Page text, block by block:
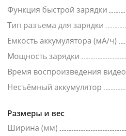
Функция быстрой зарядки
Тип разъема для зарядки
Емкость аккумулятора (мА/ч)
Мощность зарядки
Время воспроизведения видео
Несъёмный аккумулятор
Размеры и вес
Ширина (мм)